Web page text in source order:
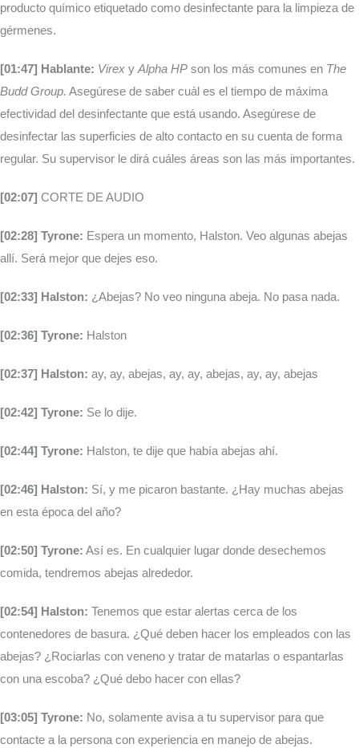
producto químico etiquetado como desinfectante para la limpieza de
gérmenes.
[01:47] Hablante: Virex y Alpha HP son los más comunes en The
Budd Group. Asegúrese de saber cuál es el tiempo de máxima
efectividad del desinfectante que está usando. Asegúrese de
desinfectar las superficies de alto contacto en su cuenta de forma
regular. Su supervisor le dirá cuáles áreas son las más importantes.
[02:07] CORTE DE AUDIO
[02:28] Tyrone: Espera un momento, Halston. Veo algunas abejas
allí. Será mejor que dejes eso.
[02:33] Halston: ¿Abejas? No veo ninguna abeja. No pasa nada.
[02:36] Tyrone: Halston
[02:37] Halston: ay, ay, abejas, ay, ay, abejas, ay, ay, abejas
[02:42] Tyrone: Se lo dije.
[02:44] Tyrone: Halston, te dije que había abejas ahí.
[02:46] Halston: Sí, y me picaron bastante. ¿Hay muchas abejas
en esta época del año?
[02:50] Tyrone: Así es. En cualquier lugar donde desechemos
comida, tendremos abejas alrededor.
[02:54] Halston: Tenemos que estar alertas cerca de los
contenedores de basura. ¿Qué deben hacer los empleados con las
abejas? ¿Rociarlas con veneno y tratar de matarlas o espantarlas
con una escoba? ¿Qué debo hacer con ellas?
[03:05] Tyrone: No, solamente avisa a tu supervisor para que
contacte a la persona con experiencia en manejo de abejas.